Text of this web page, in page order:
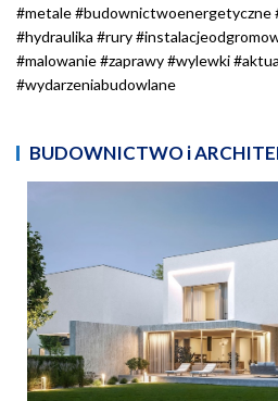
#metale #budownictwoenergetyczne
#hydraulika #rury
#malowanie #zaprawy #wylewki
#wydarzeniabudowlane
BUDOWNICTWO i